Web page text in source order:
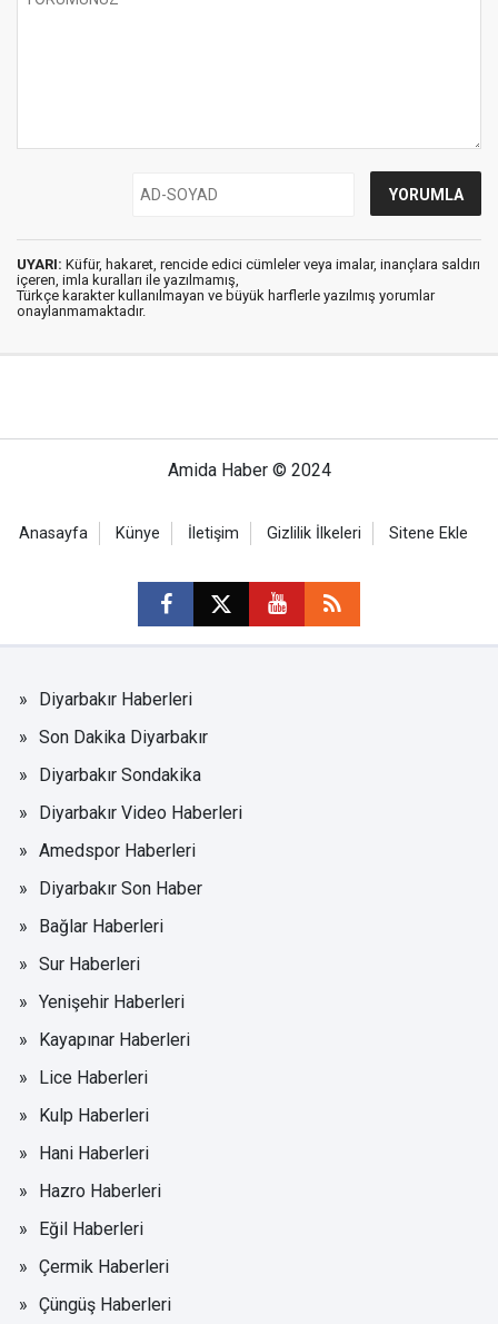
UYARI: Küfür, hakaret, rencide edici cümleler veya imalar, inançlara saldırı
içeren, imla kuralları ile yazılmamış,
Türkçe karakter kullanılmayan ve büyük harflerle yazılmış yorumlar
onaylanmamaktadır.
Amida Haber © 2024
Anasayfa Künye İletişim Gizlilik İlkeleri Sitene Ekle
Diyarbakır Haberleri
Son Dakika Diyarbakır
Diyarbakır Sondakika
Diyarbakır Video Haberleri
Amedspor Haberleri
Diyarbakır Son Haber
Bağlar Haberleri
Sur Haberleri
Yenişehir Haberleri
Kayapınar Haberleri
Lice Haberleri
Kulp Haberleri
Hani Haberleri
Hazro Haberleri
Eğil Haberleri
Çermik Haberleri
Çüngüş Haberleri